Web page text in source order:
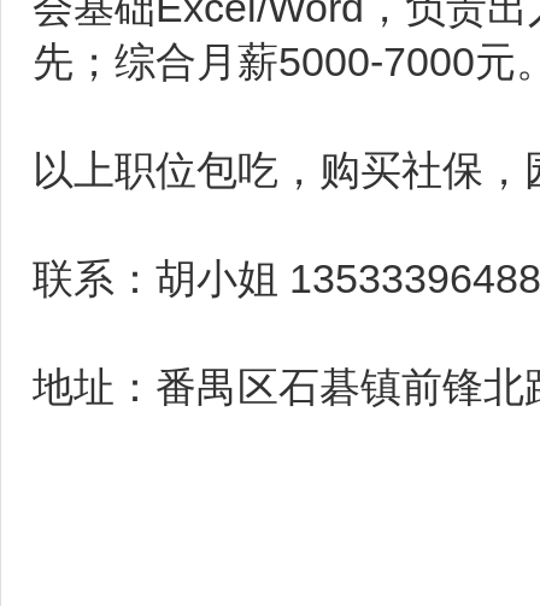
先；综合月薪5000-7000元
以上职位包吃，购买社保
联系：胡小姐
地址：番禺区石碁镇前锋